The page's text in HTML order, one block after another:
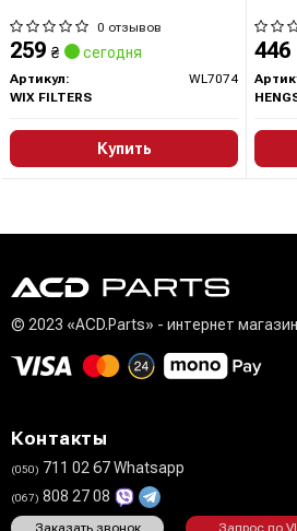
0 отзывов
259 ₴ сегодня
Артикул:
WL7074
WIX FILTERS
Купить
446
© 2023 «ACD.Parts» - интернет
Контакты
(050) 711 02 67 Whatsapp
(067) 808 27 08
Заказать звонок Запрос по